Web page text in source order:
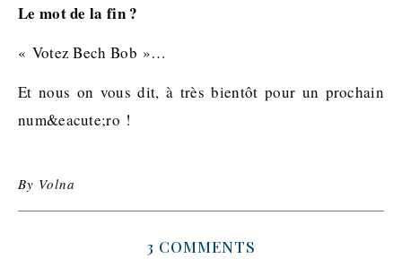
Le mot de la fin ?
« Votez Bech Bob »…
Et nous on vous dit, à très bientôt pour un prochain
num&eacute;ro !
By Volna
3 COMMENTS